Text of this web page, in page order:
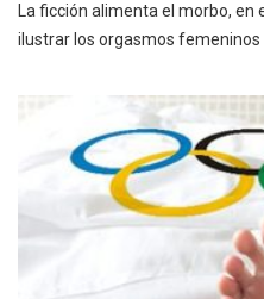
La ficción alimenta el morbo, en
ilustrar los orgasmos femeninos